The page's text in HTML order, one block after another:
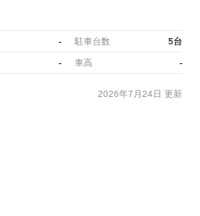
- 駐車台数 5台
- 車高 -
2026年7月24日 更新